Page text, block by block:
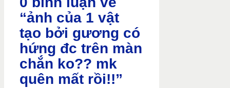
“ảnh của 1 vật
tạo bởi gương có
hứng đc trên màn
chắn ko?? mk
quên mất rồi!!”